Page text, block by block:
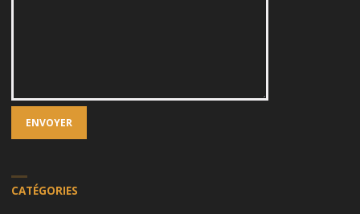
CATÉGORIES